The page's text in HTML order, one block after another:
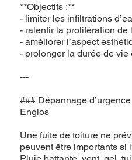
**Objectifs :**
- limiter les infiltrations
- ralentir la prolifération de
- améliorer l’aspect
- prolonger la durée de
---
### Dépannage
Englos
Une fuite de toiture ne
peuvent être importants si